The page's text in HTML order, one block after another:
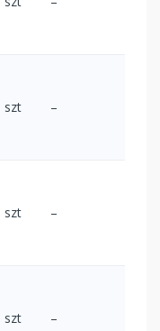
szt –
szt –
szt –